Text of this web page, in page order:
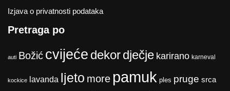
Izjava o privatnosti podataka
Pretraga po
auti Božić cvijeće dekordječje karirano karneval
kockice lavanda ljeto more pamuk ples pruge srca